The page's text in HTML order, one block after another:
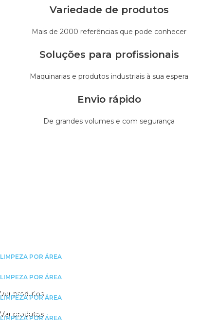
Variedade de produtos
Mais de 2000 referências que pode conhecer
Soluções para profissionais
Maquinarias e produtos industriais à sua espera
Envio rápido
De grandes volumes e com segurança
LIMPEZA POR ÁREA
HOTELARIA
Ver produtos
LIMPEZA POR ÁREA
RESTAURAÇÃO
Ver produtos
LIMPEZA POR ÁREA
INDUSTRIAL
LIMPEZA POR ÁREA